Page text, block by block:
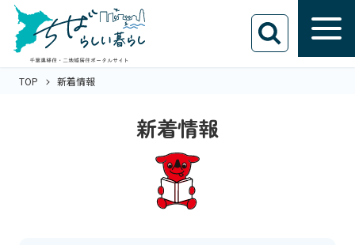
TOP 新着情報
新着情報